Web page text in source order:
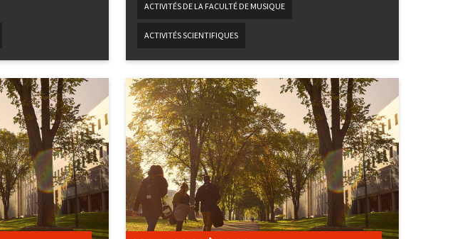
ACTIVITÉS DE LA FACULTÉ DE MUSIQUE
ACTIVITÉS SCIENTIFIQUES